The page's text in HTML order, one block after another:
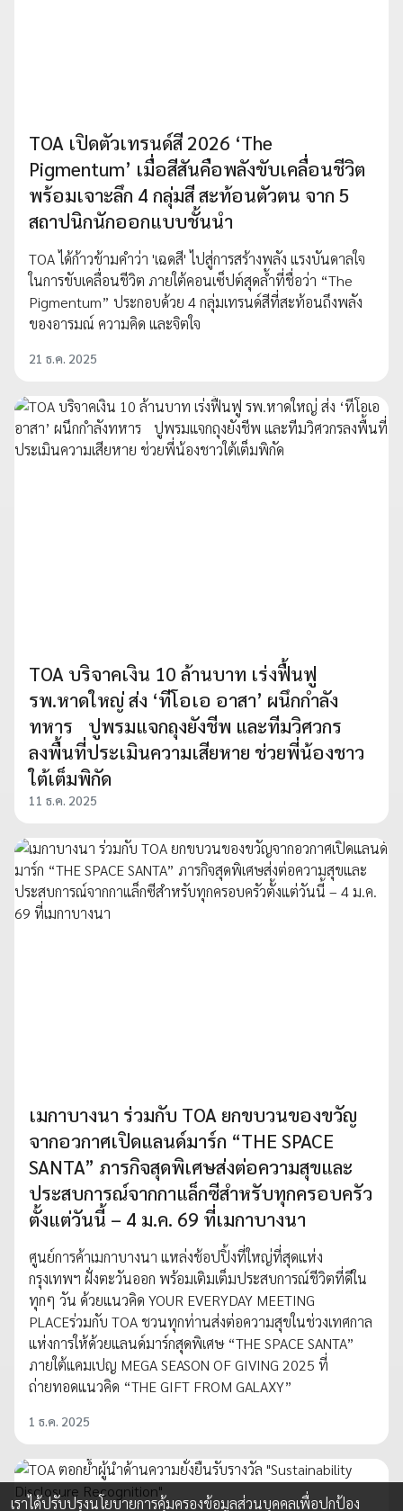
TOA เปิดตัวเทรนด์สี 2026 ‘The
Pigmentum’ เมื่อสีสันคือพลังขับเคลื่อนชีวิต
พร้อมเจาะลึก 4 กลุ่มสี สะท้อนตัวตน จาก 5
สถาปนิกนักออกแบบชั้นนำ
TOA ได้ก้าวข้ามคำว่า 'เฉดสี' ไปสู่การสร้างพลัง แรงบันดาลใจ
ในการขับเคลื่อนชีวิต ภายใต้คอนเซ็ปต์สุดล้ำที่ชื่อว่า “The
Pigmentum” ประกอบด้วย 4 กลุ่มเทรนด์สีที่สะท้อนถึงพลัง
ของอารมณ์ ความคิด และจิตใจ
21 ธ.ค. 2025
TOA บริจาคเงิน 10 ล้านบาท เร่งฟื้นฟู
รพ.หาดใหญ่ ส่ง ‘ทีโอเอ อาสา’ ผนึกกำลัง
ทหาร ปูพรมแจกถุงยังชีพ และทีมวิศวกร
ลงพื้นที่ประเมินความเสียหาย ช่วยพี่น้องชาว
ใต้เต็มพิกัด
11 ธ.ค. 2025
เมกาบางนา ร่วมกับ TOA ยกขบวนของขวัญ
จากอวกาศเปิดแลนด์มาร์ก “THE SPACE
SANTA” ภารกิจสุดพิเศษส่งต่อความสุขและ
ประสบการณ์จากกาแล็กซีสำหรับทุกครอบครัว
ตั้งแต่วันนี้ – 4 ม.ค. 69 ที่เมกาบางนา
ศูนย์การค้าเมกาบางนา แหล่งช้อปปิ้งที่ใหญ่ที่สุดแห่ง
กรุงเทพฯ ฝั่งตะวันออก พร้อมเติมเต็มประสบการณ์ชีวิตที่ดีใน
ทุกๆ วัน ด้วยแนวคิด YOUR EVERYDAY MEETING
PLACEร่วมกับ TOA ชวนทุกท่านส่งต่อความสุขในช่วงเทศกาล
แห่งการให้ด้วยแลนด์มาร์กสุดพิเศษ “THE SPACE SANTA”
ภายใต้แคมเปญ MEGA SEASON OF GIVING 2025 ที่
ถ่ายทอดแนวคิด “THE GIFT FROM GALAXY”
1 ธ.ค. 2025
เราได้ปรับปรุงนโยบายการคุ้มครองข้อมูลส่วนบุคคลเพื่อปกป้อง